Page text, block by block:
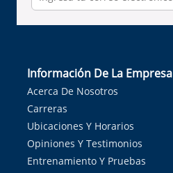
Información De La Empresa
Acerca De Nosotros
Carreras
Ubicaciones Y Horarios
Opiniones Y Testimonios
Entrenamiento Y Pruebas